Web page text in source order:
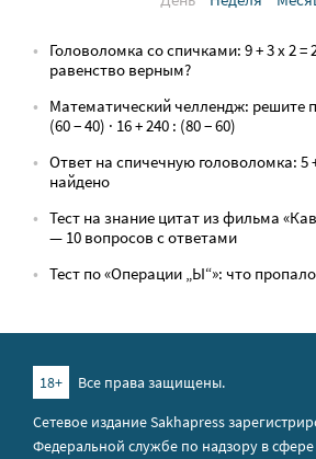
Головоломка со спичками: 9 + 3 х 2
равенство верным?
Математический челлендж: решите
(60 − 40) · 16 + 240 : (80 − 60)
Ответ на спичечную головоломка: 5
найдено
Тест на знание цитат из фильма
— 10 вопросов с ответами
Тест по «Операции „Ы“»: что
18+
Все права защищены.
Сетевое издание Sakhapress
Федеральной службе по надзору в сфере